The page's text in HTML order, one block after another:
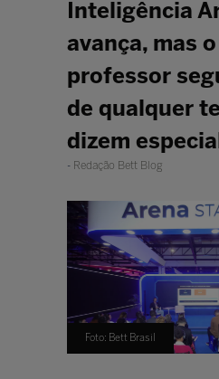
Inteligência
avança, mas
professor
de qualquer
dizem
Redação Bett Blog
Foto: Bett Brasil